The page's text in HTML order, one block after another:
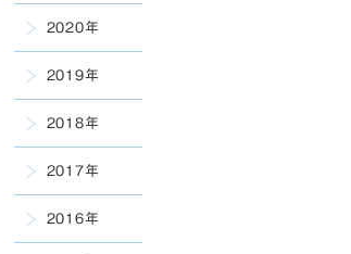
2020年
2019年
2018年
2017年
2016年